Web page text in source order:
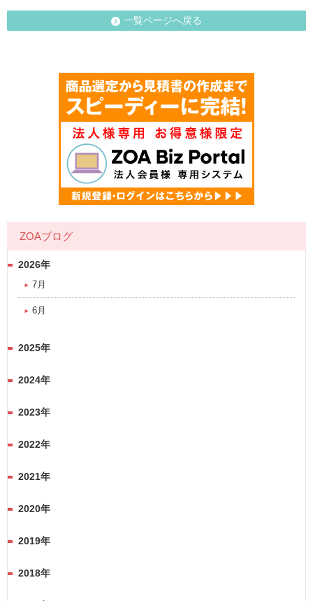
一覧ページへ戻る
ZOAブログ
2026年
7月
6月
2025年
2024年
2023年
2022年
2021年
2020年
2019年
2018年